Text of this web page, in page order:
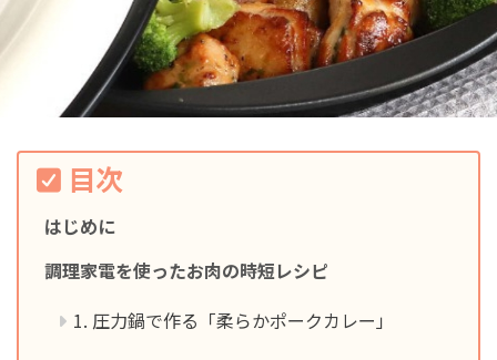
目次
はじめに
調理家電を使ったお肉の時短レシピ
1. 圧力鍋で作る「柔らかポークカレー」